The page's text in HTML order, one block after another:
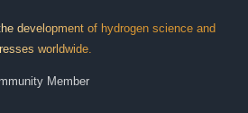
development of hydrogen science and
worldwide.
Member